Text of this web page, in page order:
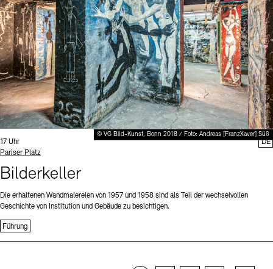
© VG Bild-Kunst, Bonn 2018 / Foto: Andreas [FranzXaver] Süß
Uhrzeit:
17 Uhr
Standort
Pariser Platz
Bilderkeller
Die erhaltenen Wandmalereien von 1957 und 1958 sind als Teil der wechselvollen
Geschichte von Institution und Gebäude zu besichtigen.
Führung
DE